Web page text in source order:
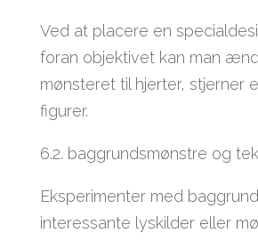
Ved at placere en
foran objektivet kan man
mønsteret til hjerter, stjerner
figurer.
6.2. baggrundsmønstre og
Eksperimenter med
interessante lyskilder eller